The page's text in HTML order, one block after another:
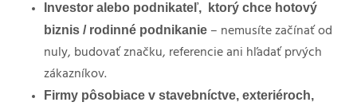
Investor alebo podnikateľ,
ktorý chce hotový
biznis / rodinné podnikanie – nemusíte začínať od
nuly, budovať značku, referencie ani hľadať prvých
zákazníkov.
Firmy pôsobiace v stavebníctve, exteriéroch,